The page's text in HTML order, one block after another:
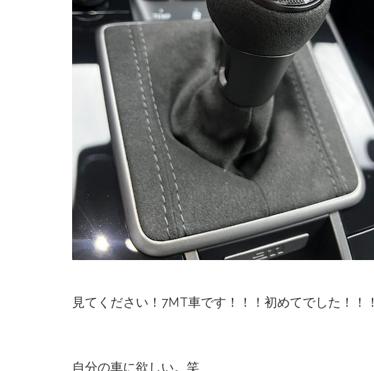
見てください！7MT車です！！！初めてでした！！！
自分の車に欲しい。笑